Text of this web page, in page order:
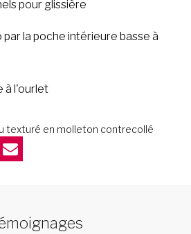
pour glissière
la poche intérieure basse à
à l'ourlet
texturé en molleton contrecollé